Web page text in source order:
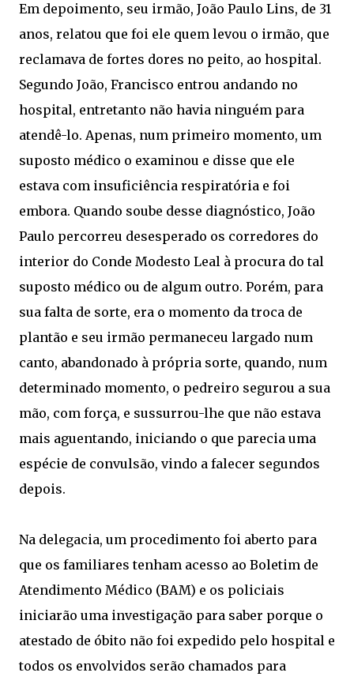
Em depoimento, seu irmão, João Paulo Lins, de 31
anos, relatou que foi ele quem levou o irmão, que
reclamava de fortes dores no peito, ao hospital.
Segundo João, Francisco entrou andando no
hospital, entretanto não havia ninguém para
atendê-lo. Apenas, num primeiro momento, um
suposto médico o examinou e disse que ele
estava com insuficiência respiratória e foi
embora. Quando soube desse diagnóstico, João
Paulo percorreu desesperado os corredores do
interior do Conde Modesto Leal à procura do tal
suposto médico ou de algum outro. Porém, para
sua falta de sorte, era o momento da troca de
plantão e seu irmão permaneceu largado num
canto, abandonado à própria sorte, quando, num
determinado momento, o pedreiro segurou a sua
mão, com força, e sussurrou-lhe que não estava
mais aguentando, iniciando o que parecia uma
espécie de convulsão, vindo a falecer segundos
depois.
Na delegacia, um procedimento foi aberto para
que os familiares tenham acesso ao Boletim de
Atendimento Médico (BAM) e os policiais
iniciarão uma investigação para saber porque o
atestado de óbito não foi expedido pelo hospital e
todos os envolvidos serão chamados para